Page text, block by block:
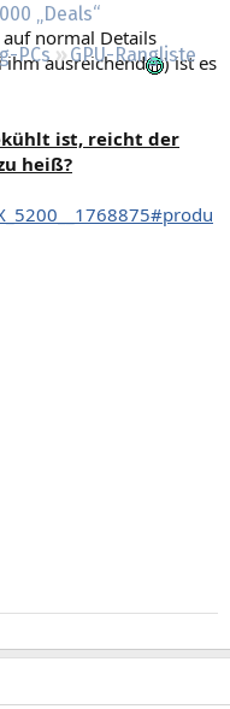
„Deals“
PCs
GPU-Rangliste
auf normal Details
ihm ausreichend
) ist es
ist, reicht der
heiß?